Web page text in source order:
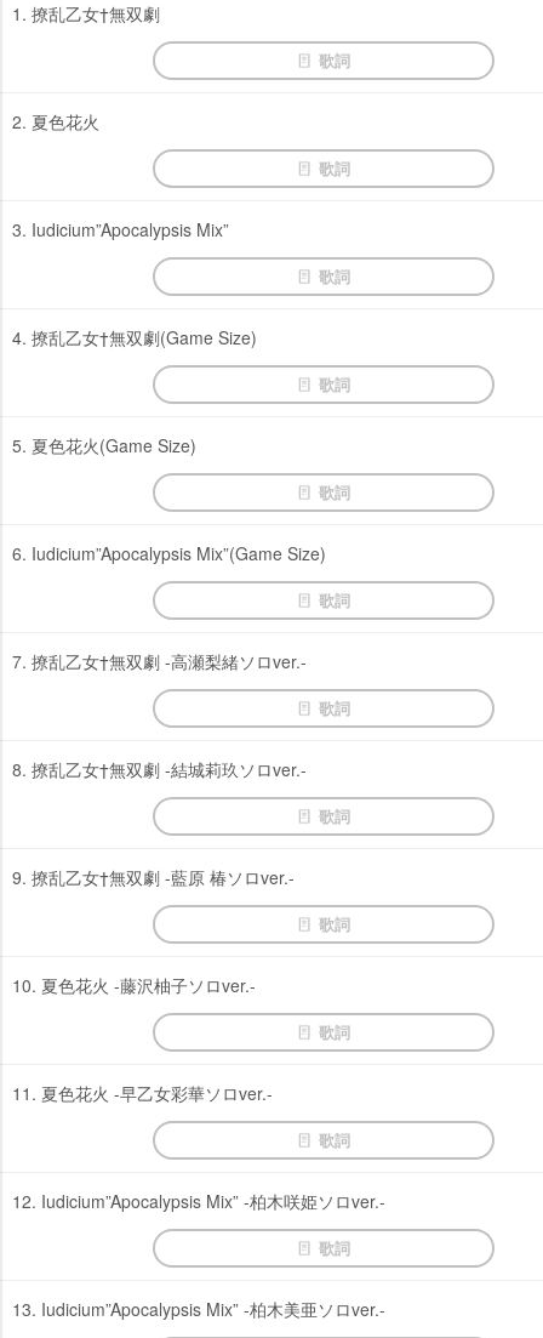
1. 撩乱乙女†無双劇
歌詞
2. 夏色花火
歌詞
3. Iudicium”Apocalypsis Mix”
歌詞
4. 撩乱乙女†無双劇(Game Size)
歌詞
5. 夏色花火(Game Size)
歌詞
6. Iudicium”Apocalypsis Mix”(Game Size)
歌詞
7. 撩乱乙女†無双劇 -高瀬梨緒ソロver.-
歌詞
8. 撩乱乙女†無双劇 -結城莉玖ソロver.-
歌詞
9. 撩乱乙女†無双劇 -藍原 椿ソロver.-
歌詞
10. 夏色花火 -藤沢柚子ソロver.-
歌詞
11. 夏色花火 -早乙女彩華ソロver.-
歌詞
12. Iudicium”Apocalypsis Mix” -柏木咲姫ソロver.-
歌詞
13. Iudicium”Apocalypsis Mix” -柏木美亜ソロver.-